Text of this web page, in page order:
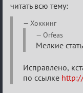
читать всю тему:
Хоккинг
Orfeas
Мелкие
Исправлено,
по ссылке